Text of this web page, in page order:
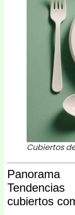
Cubiertos
cubiertos